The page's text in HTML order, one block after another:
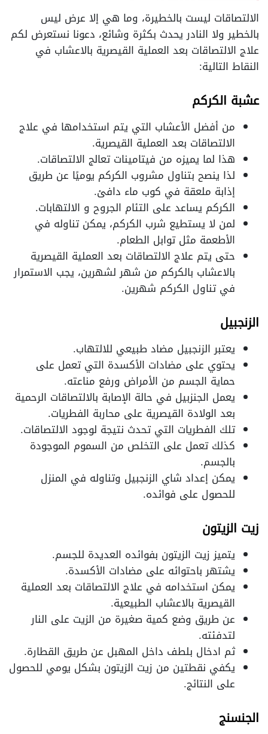
الالتصاقات ليست بالخطيرة، وما هي إلا عرض ليس
بالخطير ولا النادر يحدث بكثرة وشائع، دعونا نستعرض لكم
علاج الالتصاقات بعد العملية القيصرية بالاعشاب في
النقاط التالية:
عشبة الكركم
من أفضل الأعشاب التي يتم استخدامها في علاج
الالتصاقات بعد العملية القيصرية.
هذا لما يميزه من فيتامينات تعالج الالتصاقات.
لذا ينصح بتناول مشروب الكركم يوميًا عن طريق
إذابة ملعقة في كوب ماء دافئ.
الكركم يساعد على التئام الجروح و الالتهابات.
لمن لا يستطيع شرب الكركم، يمكن تناوله في
الأطعمة مثل توابل الطعام.
حتى يتم علاج الالتصاقات بعد العملية القيصرية
بالاعشاب بالكركم من شهر لشهرين، يجب الاستمرار
في تناول الكركم شهرين.
الزنجبيل
يعتبر الزنجبيل مضاد طبيعي للالتهاب.
يحتوي على مضادات الأكسدة التي تعمل على
حماية الجسم من الأمراض ورفع مناعته.
يعمل الجنزبيل في حالة الإصابة بالالتصاقات الرحمية
بعد الولادة القيصرية على محاربة الفطريات.
تلك الفطريات التي تحدث نتيجة لوجود الالتصاقات.
كذلك تعمل على التخلص من السموم الموجودة
بالجسم.
يمكن إعداد شاي الزنجبيل وتناوله في المنزل
للحصول على فوائده.
زيت الزيتون
يتميز زيت الزيتون بفوائده العديدة للجسم.
يشتهر باحتوائه على مضادات الأكسدة.
يمكن استخدامه في علاج الالتصاقات بعد العملية
القيصرية بالاعشاب الطبيعية.
عن طريق وضع كمية صغيرة من الزيت على النار
لتدفئته.
ثم ادخال بلطف داخل المهبل عن طريق القطارة.
يكفي نقطتين من زيت الزيتون بشكل يومي للحصول
على النتائج.
الجنسنج